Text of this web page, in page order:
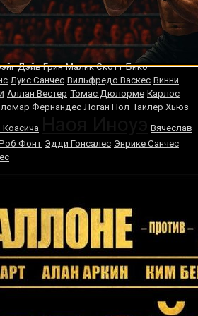
Пол Батлин Джефф
Уоллер Томаш Адамек Кёртис
Филлипс
Шармба Митчелл
Элвин Льюис Карен Аветисян
Дэйв Грин Малик Скотт Бико
Луис Санчес Вильфредо Васкес Винни
Аллан Вестер Томас Дюлорме Карлос
Фернандес Логан Пол Тайлер Хьюз
Вячеслав
Фонт Эдди Гонсалес Энрике Санчес